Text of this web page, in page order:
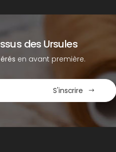
des Ursules
en avant première.
S'inscrire